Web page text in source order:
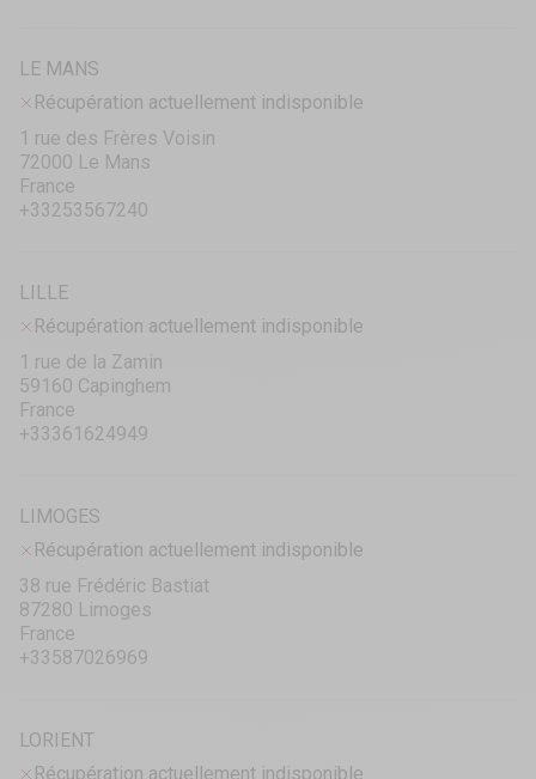
LE MANS
Récupération actuellement indisponible
1 rue des Frères Voisin
72000 Le Mans
France
+33253567240
LILLE
Récupération actuellement indisponible
1 rue de la Zamin
59160 Capinghem
France
+33361624949
LIMOGES
Récupération actuellement indisponible
38 rue Frédéric Bastiat
87280 Limoges
France
+33587026969
LORIENT
Récupération actuellement indisponible